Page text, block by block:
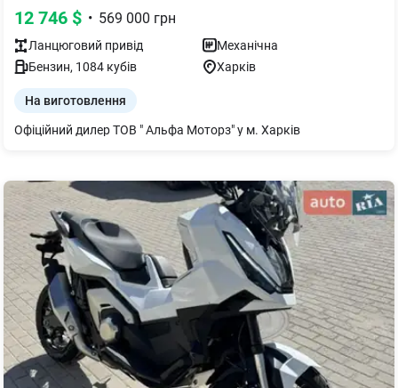
12 746 $ • 569 000 грн
Ланцюговий привід
Механічна
Бензин, 1084 кубів Харків
На виготовлення
Офіційний дилер ТОВ " Альфа Моторз" у м. Харків